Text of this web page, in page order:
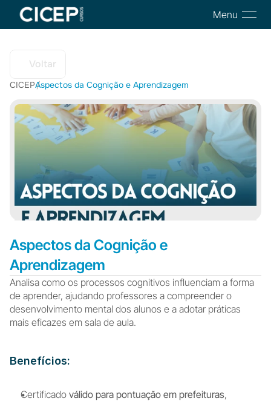
Menu
Voltar
CICEP/
Aspectos da Cognição e Aprendizagem
Aspectos da Cognição e
Aprendizagem
Analisa como os processos cognitivos influenciam a forma
de aprender, ajudando professores a compreender o
desenvolvimento mental dos alunos e a adotar práticas
mais eficazes em sala de aula.
Benefícios:
Certificado válido para pontuação em prefeituras,